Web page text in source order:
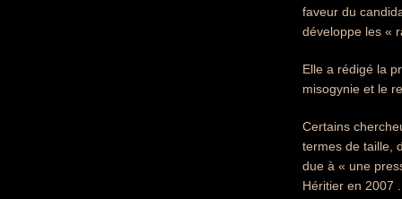
faveur du
développe les «
Elle a rédigé la
misogynie et le
Certains
termes de taille,
due à « une
Héritier en 2007 .